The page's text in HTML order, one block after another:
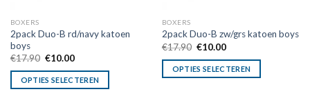
BOXERS
2pack Duo-B rd/navy katoen
boys
€17.90 Oorspronkelijke
was:
€17.90.
€10.00Huidige
is:
€10.00.
OPTIES SELECTEREN
BOXERS
2pack Duo-B zw/grs katoen boys
€17.90 Oorspronkelijke
was:
€17.90.
€10.00Huidige
is:
€10.00.
OPTIES SELECTEREN